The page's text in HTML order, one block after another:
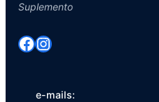
Suplemento
Facebook Instagram
e-mails: